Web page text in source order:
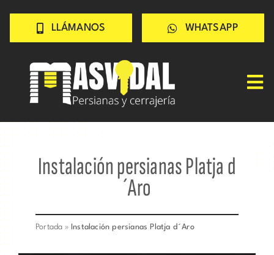
Saltar
contenido
LLÁMANOS WHATSAPP
Inicio
CERRAJERÍA
CONSEJOS
Instalación persianas Platja d
´Aro
Portada » Instalación persianas Platja d´Aro